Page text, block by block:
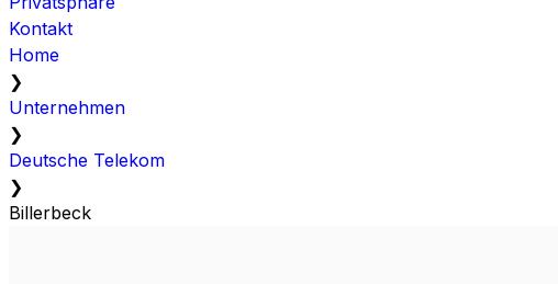
Kontakt
Home
❯
Unternehmen
❯
Deutsche Telekom
❯
Billerbeck